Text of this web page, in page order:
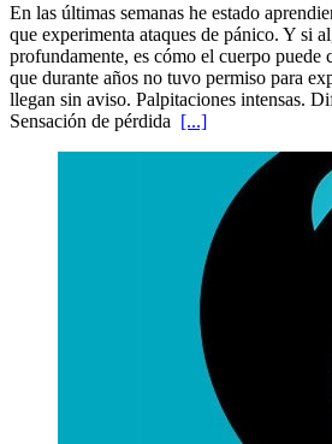
En las últimas semanas he estado
que experimenta ataques de pánico. Y si
profundamente, es cómo el cuerpo puede
que durante años no tuvo permiso para
llegan sin aviso. Palpitaciones intensas.
Sensación de pérdida [...]